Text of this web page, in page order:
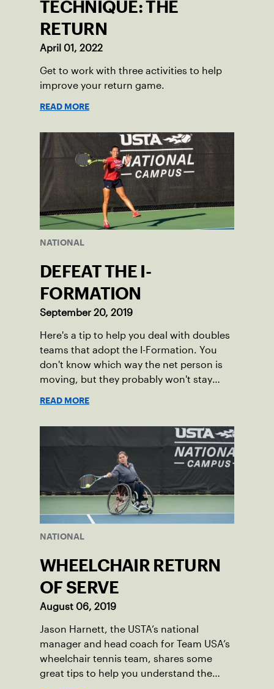
TECHNIQUE: THE
RETURN
April 01, 2022
Get to work with three activities to help
improve your return game.
READ MORE
NATIONAL
DEFEAT THE I-
FORMATION
September 20, 2019
Here's a tip to help you deal with doubles
teams that adopt the I-Formation. You
don't know which way the net person is
moving, but they probably won't stay
READ MORE
NATIONAL
WHEELCHAIR RETURN
OF SERVE
August 06, 2019
Jason Harnett, the USTA’s national
manager and head coach for Team USA’s
wheelchair tennis team, shares some
great tips to help you understand the